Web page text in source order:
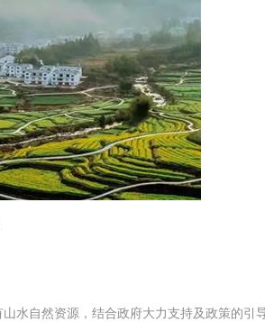
水自然资源，结合政府大力支持及政策的引